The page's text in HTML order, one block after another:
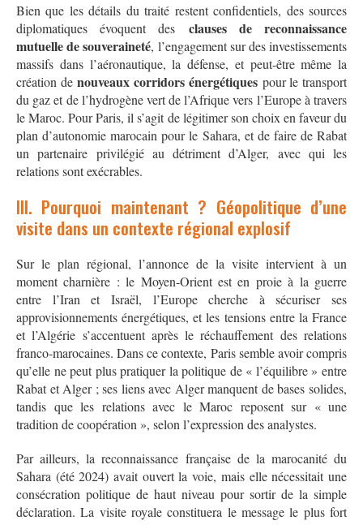
Bien que les détails du traité restent confidentiels, des sources
diplomatiques évoquent des clauses de reconnaissance
mutuelle de souveraineté, l’engagement sur des investissements
massifs dans l’aéronautique, la défense, et peut-être même la
création denouveaux corridors énergétiquespour le transport
du gaz et de l’hydrogène vert de l’Afrique vers l’Europe à travers
le Maroc. Pour Paris, il s’agit de légitimer son choix en faveur du
plan d’autonomie marocain pour le Sahara, et de faire de Rabat
un partenaire privilégié au détriment d’Alger, avec qui les
relations sont exécrables.
III. Pourquoi maintenant ? Géopolitique d’une
visite dans un contexte régional explosif
Sur le plan régional, l’annonce de la visite intervient à un
moment charnière : le Moyen-Orient est en proie à la guerre
entre l’Iran et Israël, l’Europe cherche à sécuriser ses
approvisionnements énergétiques, et les tensions entre la France
et l’Algérie s’accentuent après le réchauffement des relations
franco-marocaines. Dans ce contexte, Paris semble avoir compris
qu’elle ne peut plus pratiquer la politique de « l’équilibre » entre
Rabat et Alger ; ses liens avec Alger manquent de bases solides,
tandis que les relations avec le Maroc reposent sur « une
tradition de coopération », selon l’expression des analystes.
Par ailleurs, la reconnaissance française de la marocanité du
Sahara (été 2024) avait ouvert la voie, mais elle nécessitait une
consécration politique de haut niveau pour sortir de la simple
déclaration. La visite royale constituera le message le plus fort